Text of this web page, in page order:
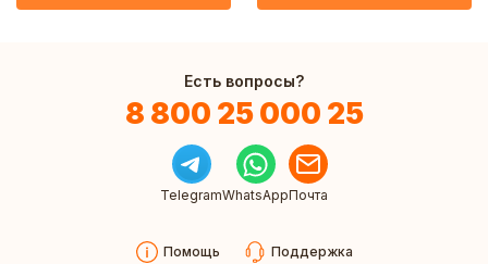
Есть вопросы?
8 800 25 000 25
TelegramWhatsAppПочта
Помощь Поддержка